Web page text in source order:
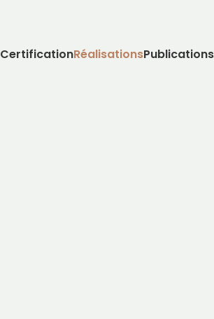
CertificationRéalisationsPublications